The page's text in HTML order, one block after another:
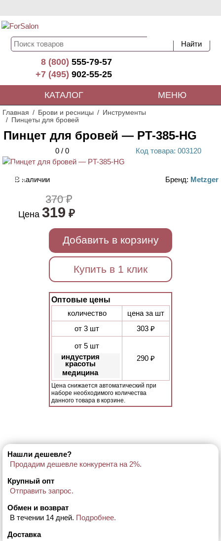
8 (800)555-79-57
+7 (495)902-55-25
КАТАЛОГ МЕНЮ
Главная Брови и ресницы
Инструменты
Пинцеты для бровей
Пинцет для бровей — PT-385-HG
0 / 0 Код товара: 003120
ХИТ
АКЦИЯ
В наличии Бренд: Metzger
370 ₽
Цена 319 ₽
Добавить в корзину
Купить в 1 клик
Оптовые цены
количество
цена за шт
от 3 шт
303 ₽
от 5 шт
индустрия
красоты
медицина
290 ₽
Цена снижается автоматический при
наборе необходимого количества
данного товара в корзине.
Нашли дешевле?
Продадим дешевле конкурента на 2%.
Крупный опт
Отправить запрос.
Обмен и возврат
В течении 14 дней. Подробнее.
Доставка